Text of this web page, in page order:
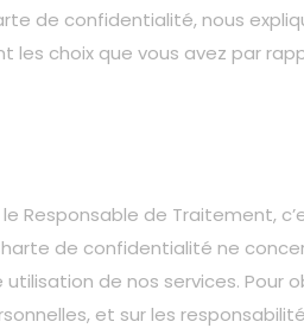
de confidentialité, nous
les choix que vous avez par
Responsable de Traitement,
de confidentialité ne
de nos services. Pour
et sur les